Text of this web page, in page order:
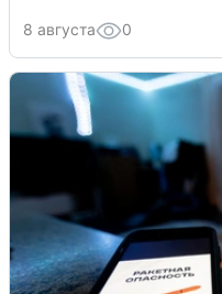
8 августа 0